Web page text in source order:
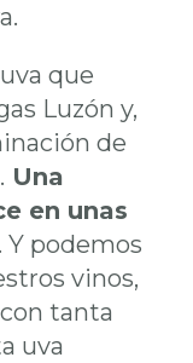
que
Luzón y,
de
Una
en unas
. Y podemos
vinos,
tanta
uva